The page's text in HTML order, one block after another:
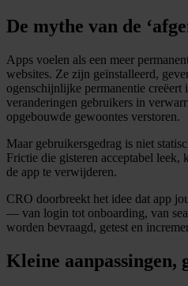
De mythe van de
Apps voelen als een meer
websites. Ze zijn geïnstalleerd,
ogenschijnlijke permanentie creëert
veranderingen gebruikers in
opgebouwde gewoontes verstoren.
Maar gebruikersgedrag is niet
Frictie die gisteren acceptabel leek,
de app te verwijderen.
CRO doorbreekt het idee dat app
— van login tot onboarding, van
worden bevraagd, getest en
Kleine aanpassingen,